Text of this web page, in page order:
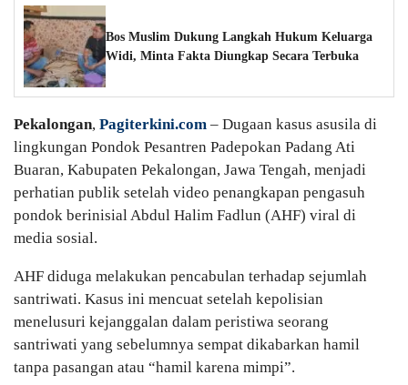
Bos Muslim Dukung Langkah Hukum Keluarga
Widi, Minta Fakta Diungkap Secara Terbuka
Pekalongan, Pagiterkini.com – Dugaan kasus asusila di
lingkungan Pondok Pesantren Padepokan Padang Ati
Buaran, Kabupaten Pekalongan, Jawa Tengah, menjadi
perhatian publik setelah video penangkapan pengasuh
pondok berinisial Abdul Halim Fadlun (AHF) viral di
media sosial.
AHF diduga melakukan pencabulan terhadap sejumlah
santriwati. Kasus ini mencuat setelah kepolisian
menelusuri kejanggalan dalam peristiwa seorang
santriwati yang sebelumnya sempat dikabarkan hamil
tanpa pasangan atau “hamil karena mimpi”.